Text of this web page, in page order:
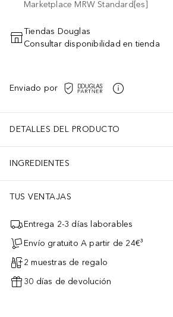
Marketplace MRW Standard[es]
AÑADIR AL CARRITO
Tiendas Douglas
Consultar disponibilidad en tienda
Enviado por
DETALLES DEL PRODUCTO
INGREDIENTES
TUS VENTAJAS
Entrega 2-3 días laborables
Envío gratuito A partir de 24€³
2 muestras de regalo
30 días de devolución